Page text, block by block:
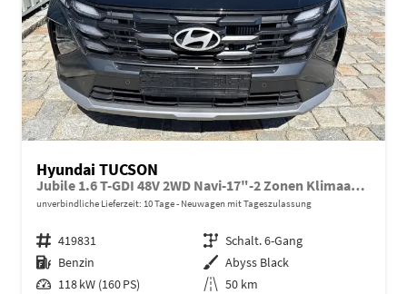
Hyundai TUCSON
Jubile 1.6 T-GDI 48V 2WD Navi-17"-2 Zonen Klimaautomatik-LED-Kamera-Sofort
unverbindliche Lieferzeit: 10 Tage Neuwagen mit Tageszulassung
Fahrzeugnr. 419831 Getriebe Schalt. 6-Gang
Kraftstoff Benzin Außenfarbe Abyss Black
Leistung 118 kW (160 PS) Kilometerstand 50 km